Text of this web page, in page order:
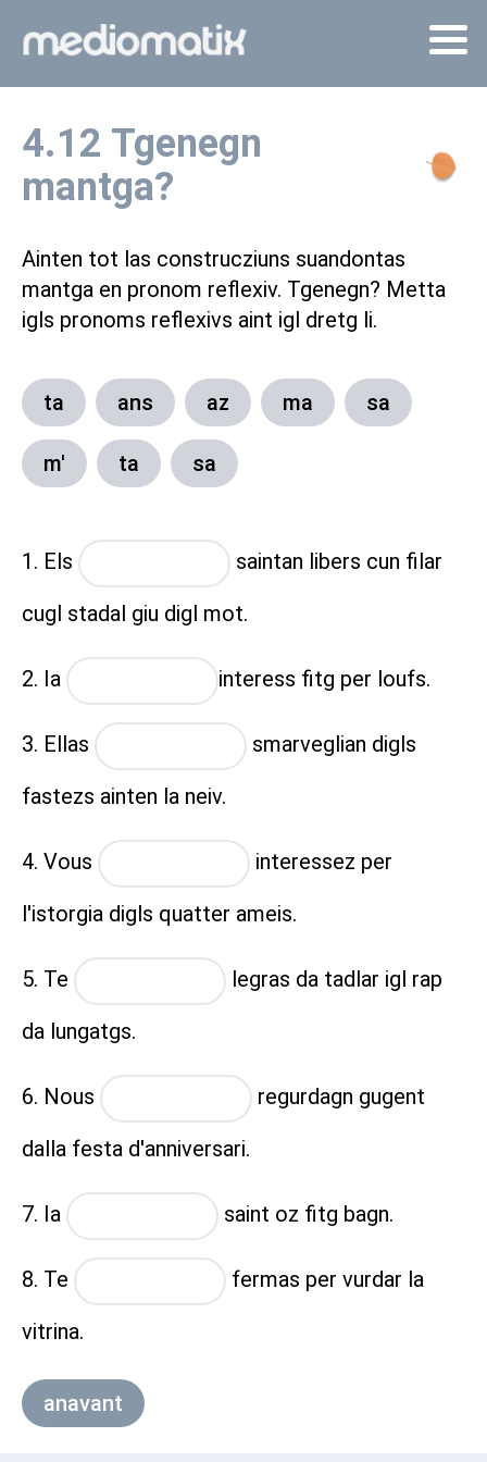
4.12 Tgenegn
mantga?
Ainten tot las construcziuns suandontas
mantga en pronom reflexiv. Tgenegn? Metta
igls pronoms reflexivs aint igl dretg li.
ta ans az ma sa
m' ta sa
1. Els
saintan libers cun filar
cugl stadal giu digl mot.
2. Ia interess fitg per loufs.
3. Ellas
smarveglian digls
fastezs ainten la neiv.
4. Vous
interessez per
l'istorgia digls quatter ameis.
5. Te
legras da tadlar igl rap
da lungatgs.
6. Nous
regurdagn gugent
dalla festa d'anniversari.
7. Ia saint oz fitg bagn.
8. Te
fermas per vurdar la
vitrina.
anavant